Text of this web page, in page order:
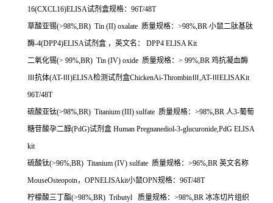
16(CXCL16)ELISA试剂盒规格： 96T/48T
草酸亚锡(>98%,BR) Tin (II) oxalate 质量规格： >98%,BR 小鼠二肽基肽
酶-4(DPP4)ELISA试剂盒 ，英文名：
DPP4 ELISA Kit
二氧化锡(> 99%,BR) Tin (IV) oxide 质量规格： > 99%,BR 鸡抗凝血酶
Ⅲ抗体(AT- )ELISA检测试剂盒ChickenAi-Thrombin ,AT-
ELISAKit
96T/48T
硫酸亚钛(>98%,BR) Titanium (III) sulfate 质量规格： >98%,BR 人3-葡萄
糖苷酸孕二醇(PdG)试剂盒 Human Pregnanediol-3-glucuronide,PdG ELISA
kit
硫酸钛(>96%,BR) Titanium (IV) sulfate 质量规格： >96%,BR 英文名称
MouseOsteopoin， OPNELISAkit小鼠OPN规格： 96T/48T
柠檬酸三丁酯(>98%,BR) Tributyl 质量规格： >98%,BR 冰冻切片组织